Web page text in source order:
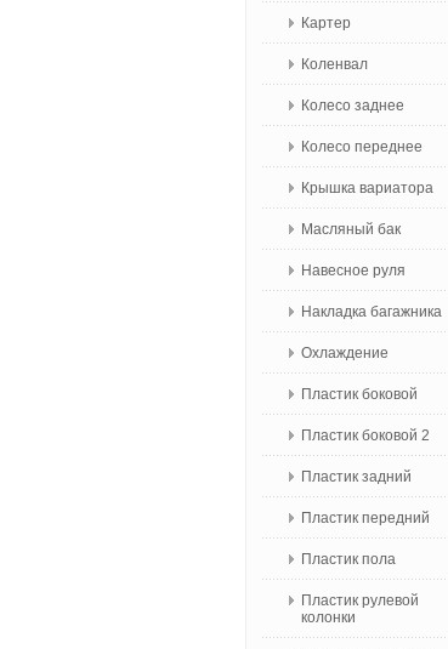
Картер
Коленвал
Колесо заднее
Колесо переднее
Крышка вариатора
Масляный бак
Навесное руля
Накладка багажника
Охлаждение
Пластик боковой
Пластик боковой 2
Пластик задний
Пластик передний
Пластик пола
Пластик рулевой
колонки